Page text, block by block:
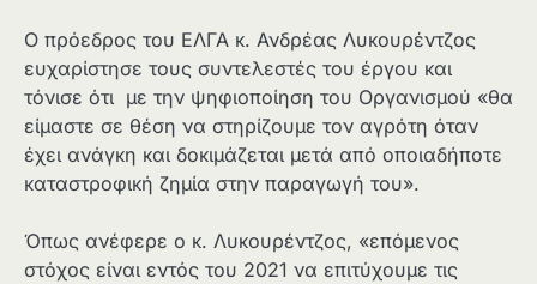
Ο πρόεδρος του ΕΛΓΑ κ. Ανδρέας Λυκουρέντζος
ευχαρίστησε τους συντελεστές του έργου και
τόνισε ότι με την ψηφιοποίηση του Οργανισμού «θα
είμαστε σε θέση να στηρίζουμε τον αγρότη όταν
έχει ανάγκη και δοκιμάζεται μετά από οποιαδήποτε
καταστροφική ζημία στην παραγωγή του».
Όπως ανέφερε ο κ. Λυκουρέντζος, «επόμενος
στόχος είναι εντός του 2021 να επιτύχουμε τις